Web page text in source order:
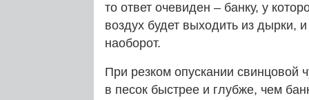
то ответ очевиден – банку, у
воздух будет выходить из дырки,
наоборот.
При резком опускании свинцовой
в песок быстрее и глубже, чем